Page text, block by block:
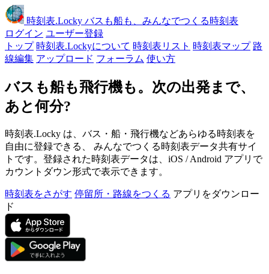
時刻表.Locky バスも船も、みんなでつくる時刻表
ログイン ユーザー登録
トップ 時刻表.Lockyについて 時刻表リスト 時刻表マップ 路
線編集 アップロード フォーラム 使い方
バスも船も飛行機も。次の出発まで、
あと何分?
時刻表.Locky は、バス・船・飛行機などあらゆる時刻表を
自由に登録できる、 みんなでつくる時刻表データ共有サイ
トです。登録された時刻表データは、iOS / Android アプリで
カウントダウン形式で表示できます。
時刻表をさがす 停留所・路線をつくる アプリをダウンロー
ド